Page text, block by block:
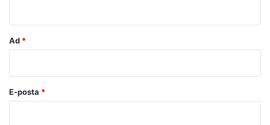
Ad *
E-posta *